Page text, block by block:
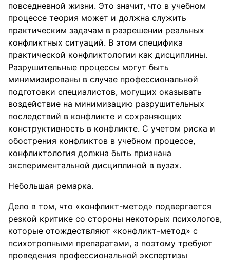
повседневной жизни. Это значит, что в учебном
процессе теория может и должна служить
практическим задачам в разрешении реальных
конфликтных ситуаций. В этом специфика
практической конфликтологии как дисциплины.
Разрушительные процессы могут быть
минимизированы в случае профессиональной
подготовки специалистов, могущих оказывать
воздействие на минимизацию разрушительных
последствий в конфликте и сохраняющих
конструктивность в конфликте. С учетом риска и
обострения конфликтов в учебном процессе,
конфликтология должна быть признана
экспериментальной дисциплиной в вузах.
Небольшая ремарка.
Дело в том, что «конфликт-метод» подвергается
резкой критике со стороны некоторых психологов,
которые отождествляют «конфликт-метод» с
психотропными препаратами, а поэтому требуют
проведения профессиональной экспертизы